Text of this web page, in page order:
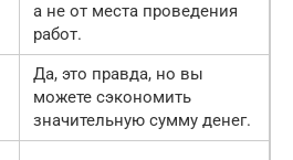
а не от места проведения
работ.
Да, это правда, но вы
можете сэкономить
значительную сумму денег.